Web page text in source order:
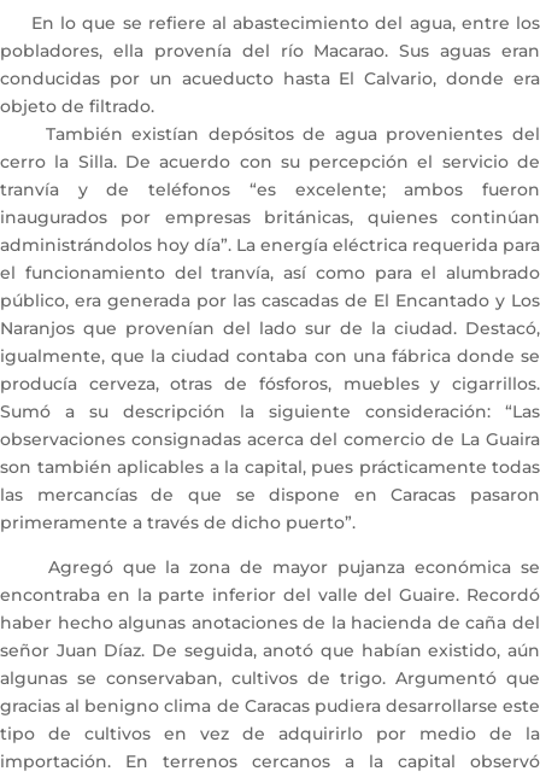
En lo que se refiere al abastecimiento del agua, entre los
pobladores, ella provenía del río Macarao. Sus aguas eran
conducidas por un acueducto hasta El Calvario, donde era
objeto de filtrado.
También existían depósitos de agua provenientes del
cerro la Silla. De acuerdo con su percepción el servicio de
tranvía y de teléfonos “es excelente; ambos fueron
inaugurados por empresas británicas, quienes continúan
administrándolos hoy día”. La energía eléctrica requerida para
el funcionamiento del tranvía, así como para el alumbrado
público, era generada por las cascadas de El Encantado y Los
Naranjos que provenían del lado sur de la ciudad. Destacó,
igualmente, que la ciudad contaba con una fábrica donde se
producía cerveza, otras de fósforos, muebles y cigarrillos.
Sumó a su descripción la siguiente consideración: “Las
observaciones consignadas acerca del comercio de La Guaira
son también aplicables a la capital, pues prácticamente todas
las mercancías de que se dispone en Caracas pasaron
primeramente a través de dicho puerto”.
Agregó que la zona de mayor pujanza económica se
encontraba en la parte inferior del valle del Guaire. Recordó
haber hecho algunas anotaciones de la hacienda de caña del
señor Juan Díaz. De seguida, anotó que habían existido, aún
algunas se conservaban, cultivos de trigo. Argumentó que
gracias al benigno clima de Caracas pudiera desarrollarse este
tipo de cultivos en vez de adquirirlo por medio de la
importación. En terrenos cercanos a la capital observó